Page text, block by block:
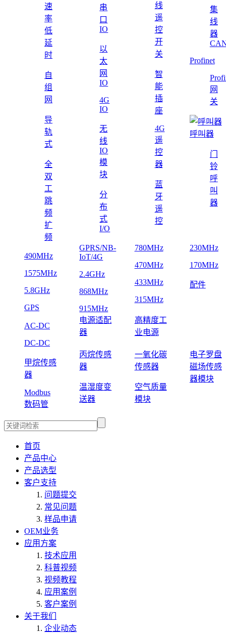
速
率
低
延
时
自
组
网
导
轨
式
全
双
工
跳
频
扩
频
串
口
IO
以
太
网
IO
4G
IO
无
线
IO
模
块
分
布
式
I/O
线
遥
控
开
关
智
能
插
座
4G
遥
控
器
蓝
牙
遥
控
集
线
器
Profinet
网
关
呼叫器
门
铃
呼
叫
器
490MHz
1575MHz
5.8GHz
GPS
GPRS/NB-
IoT/4G
2.4GHz
868MHz
915MHz
780MHz
470MHz
433MHz
315MHz
230MHz
170MHz
配件
AC-DC
DC-DC
电源适配
器
高精度工
业电源
甲烷传感
器
Modbus
数码管
丙烷传感
器
温湿度变
送器
一氧化碳
传感器
空气质量
模块
电子罗盘
磁场传感
器模块
首页
产品中心
产品选型
客户支持
问题提交
常见问题
样品申请
OEM业务
应用方案
技术应用
科普视频
视频教程
应用案例
客户案例
关于我们
企业动态